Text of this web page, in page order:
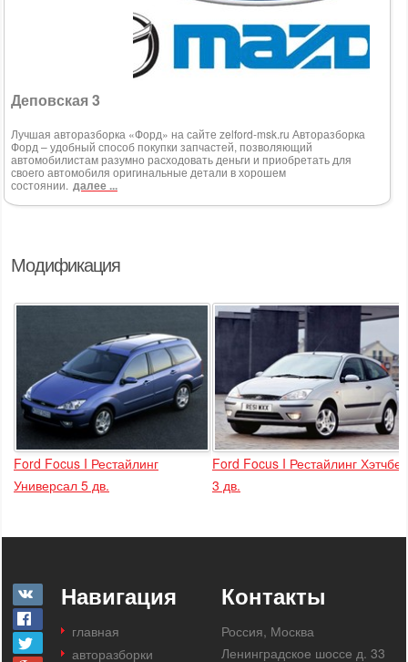
Модификация
Ford Focus I Рестайлинг
Универсал 5 дв.
Ford Focus I Рестайлинг Хэтчбек
3 дв.
Деповская 3
Лучшая авторазборка «Форд» на сайте zelford-msk.ru Авторазборка
Форд – удобный способ покупки запчастей, позволяющий
автомобилистам разумно расходовать деньги и приобретать для
своего автомобиля оригинальные детали в хорошем
состоянии. далее ...
Навигация
главная
авторазборки
Контакты
Россия, Москва
Ленинградское шоссе д. 33